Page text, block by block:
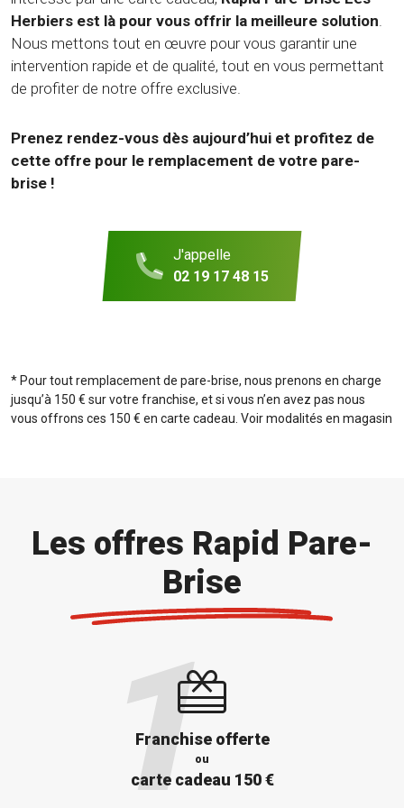
Herbiers est là pour vous offrir la meilleure solution.
Nous mettons tout en œuvre pour vous garantir une
intervention rapide et de qualité, tout en vous permettant
de profiter de notre offre exclusive.
Prenez rendez-vous dès aujourd’hui et profitez de
cette offre pour le remplacement de votre pare-
brise !
J'appelle
02 19 17 48 15
* Pour tout remplacement de pare-brise, nous prenons en charge
jusqu’à 150 € sur votre franchise, et si vous n’en avez pas nous
vous offrons ces 150 € en carte cadeau. Voir modalités en magasin
Les offres Rapid Pare-
Brise
Franchise offerte
ou
carte cadeau 150 €